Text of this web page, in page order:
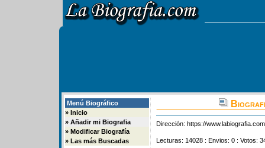
Menú Biográfico
» Inicio
» Añadir mi Biografia
» Modificar Biografía
» Las más Buscadas
Dirección: https://
Lecturas: 14028 : Envios: 0 : Votos: